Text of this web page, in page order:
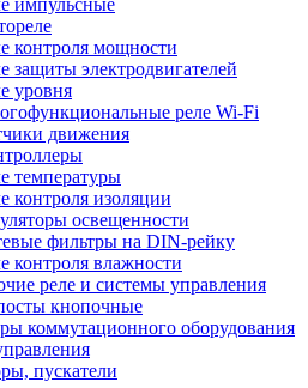
импульсные
контроля мощности
защиты электродвигателей
уровня
реле Wi-Fi
движения
температуры
контроля изоляции
освещенности
фильтры на DIN-рейку
контроля влажности
реле и системы управления
кнопочные
коммутационного оборудования
пускатели